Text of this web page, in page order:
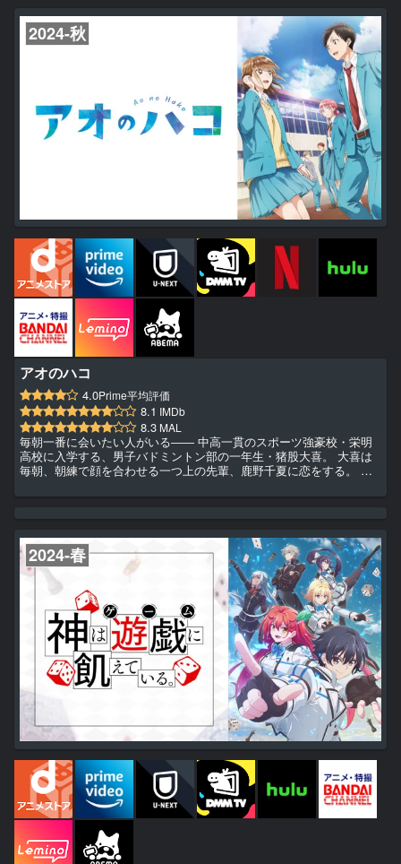
2024-秋
アオのハコ
4.0Prime平均評価
8.1 IMDb
8.3 MAL
毎朝一番に会いたい人がいる―― 中高一貫のスポーツ強豪校・栄明
高校に入学する、男子バドミントン部の一年生・猪股大喜。 大喜は
毎朝、朝練で顔を合わせる一つ上の先輩、鹿野千夏に恋をする。 千
花。 部活に恋に勉強に、大喜にとって忙しい高校生活がはじまる、
2024-春